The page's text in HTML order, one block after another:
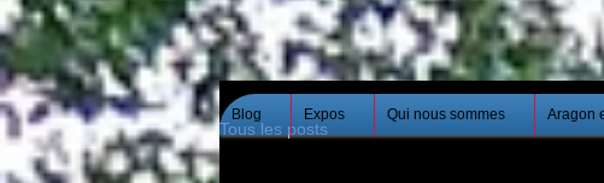
Blog Expos Qui nous sommes Aragon
Tous les posts